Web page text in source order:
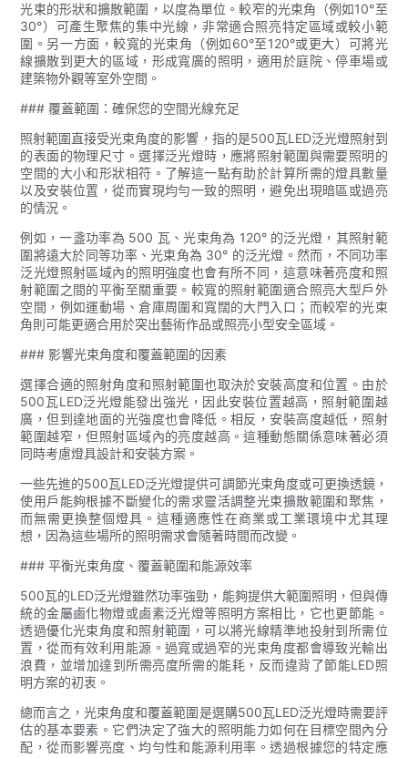
光束的形狀和擴散範圍，以度為單位。較窄的光束角（例如10°至
30°）可產生聚焦的集中光線，非常適合照亮特定區域或較小範
圍。另一方面，較寬的光束角（例如60°至120°或更大）可將光
線擴散到更大的區域，形成寬廣的照明，適用於庭院、停車場或
建築物外觀等室外空間。
### 覆蓋範圍：確保您的空間光線充足
照射範圍直接受光束角度的影響，指的是500瓦LED泛光燈照射到
的表面的物理尺寸。選擇泛光燈時，應將照射範圍與需要照明的
空間的大小和形狀相符。了解這一點有助於計算所需的燈具數量
以及安裝位置，從而實現均勻一致的照明，避免出現暗區或過亮
的情況。
例如，一盞功率為 500 瓦、光束角為 120° 的泛光燈，其照射範
圍將遠大於同等功率、光束角為 30° 的泛光燈。然而，不同功率
泛光燈照射區域內的照明強度也會有所不同，這意味著亮度和照
射範圍之間的平衡至關重要。較寬的照射範圍適合照亮大型戶外
空間，例如運動場、倉庫周圍和寬闊的大門入口；而較窄的光束
角則可能更適合用於突出藝術作品或照亮小型安全區域。
### 影響光束角度和覆蓋範圍的因素
選擇合適的照射角度和照射範圍也取決於安裝高度和位置。由於
500瓦LED泛光燈能發出強光，因此安裝位置越高，照射範圍越
廣，但到達地面的光強度也會降低。相反，安裝高度越低，照射
範圍越窄，但照射區域內的亮度越高。這種動態關係意味著必須
同時考慮燈具設計和安裝方案。
一些先進的500瓦LED泛光燈提供可調節光束角度或可更換透鏡，
使用戶能夠根據不斷變化的需求靈活調整光束擴散範圍和聚焦，
而無需更換整個燈具。這種適應性在商業或工業環境中尤其理
想，因為這些場所的照明需求會隨著時間而改變。
### 平衡光束角度、覆蓋範圍和能源效率
500瓦的LED泛光燈雖然功率強勁，能夠提供大範圍照明，但與傳
統的金屬鹵化物燈或鹵素泛光燈等照明方案相比，它也更節能。
透過優化光束角度和照射範圍，可以將光線精準地投射到所需位
置，從而有效利用能源。過寬或過窄的光束角度都會導致光輸出
浪費，並增加達到所需亮度所需的能耗，反而違背了節能LED照
明方案的初衷。
總而言之，光束角度和覆蓋範圍是選購500瓦LED泛光燈時需要評
估的基本要素。它們決定了強大的照明能力如何在目標空間內分
配，從而影響亮度、均勻性和能源利用率。透過根據您的特定應